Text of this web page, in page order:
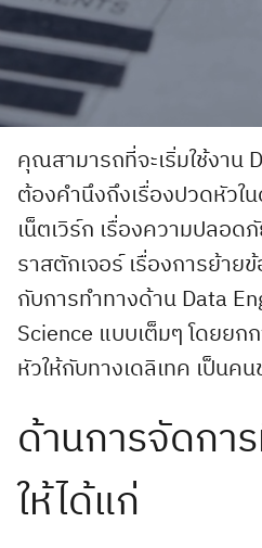
คุณสามารถที่จะเริ่มใช้งาน
ต้องคำนึงถึงเรื่องปวดหัวใ
เน็ตเวิร์ก เรื่องความปลอ
ราสตักเจอร์ เรื่องการย้าย
กับการทำทางด้าน Data
Science แบบเต็มๆ โดยยก
หัวให้กับทางเดลิเทค เป็นค
ด้านการจัดกา
ให้ได้แก่